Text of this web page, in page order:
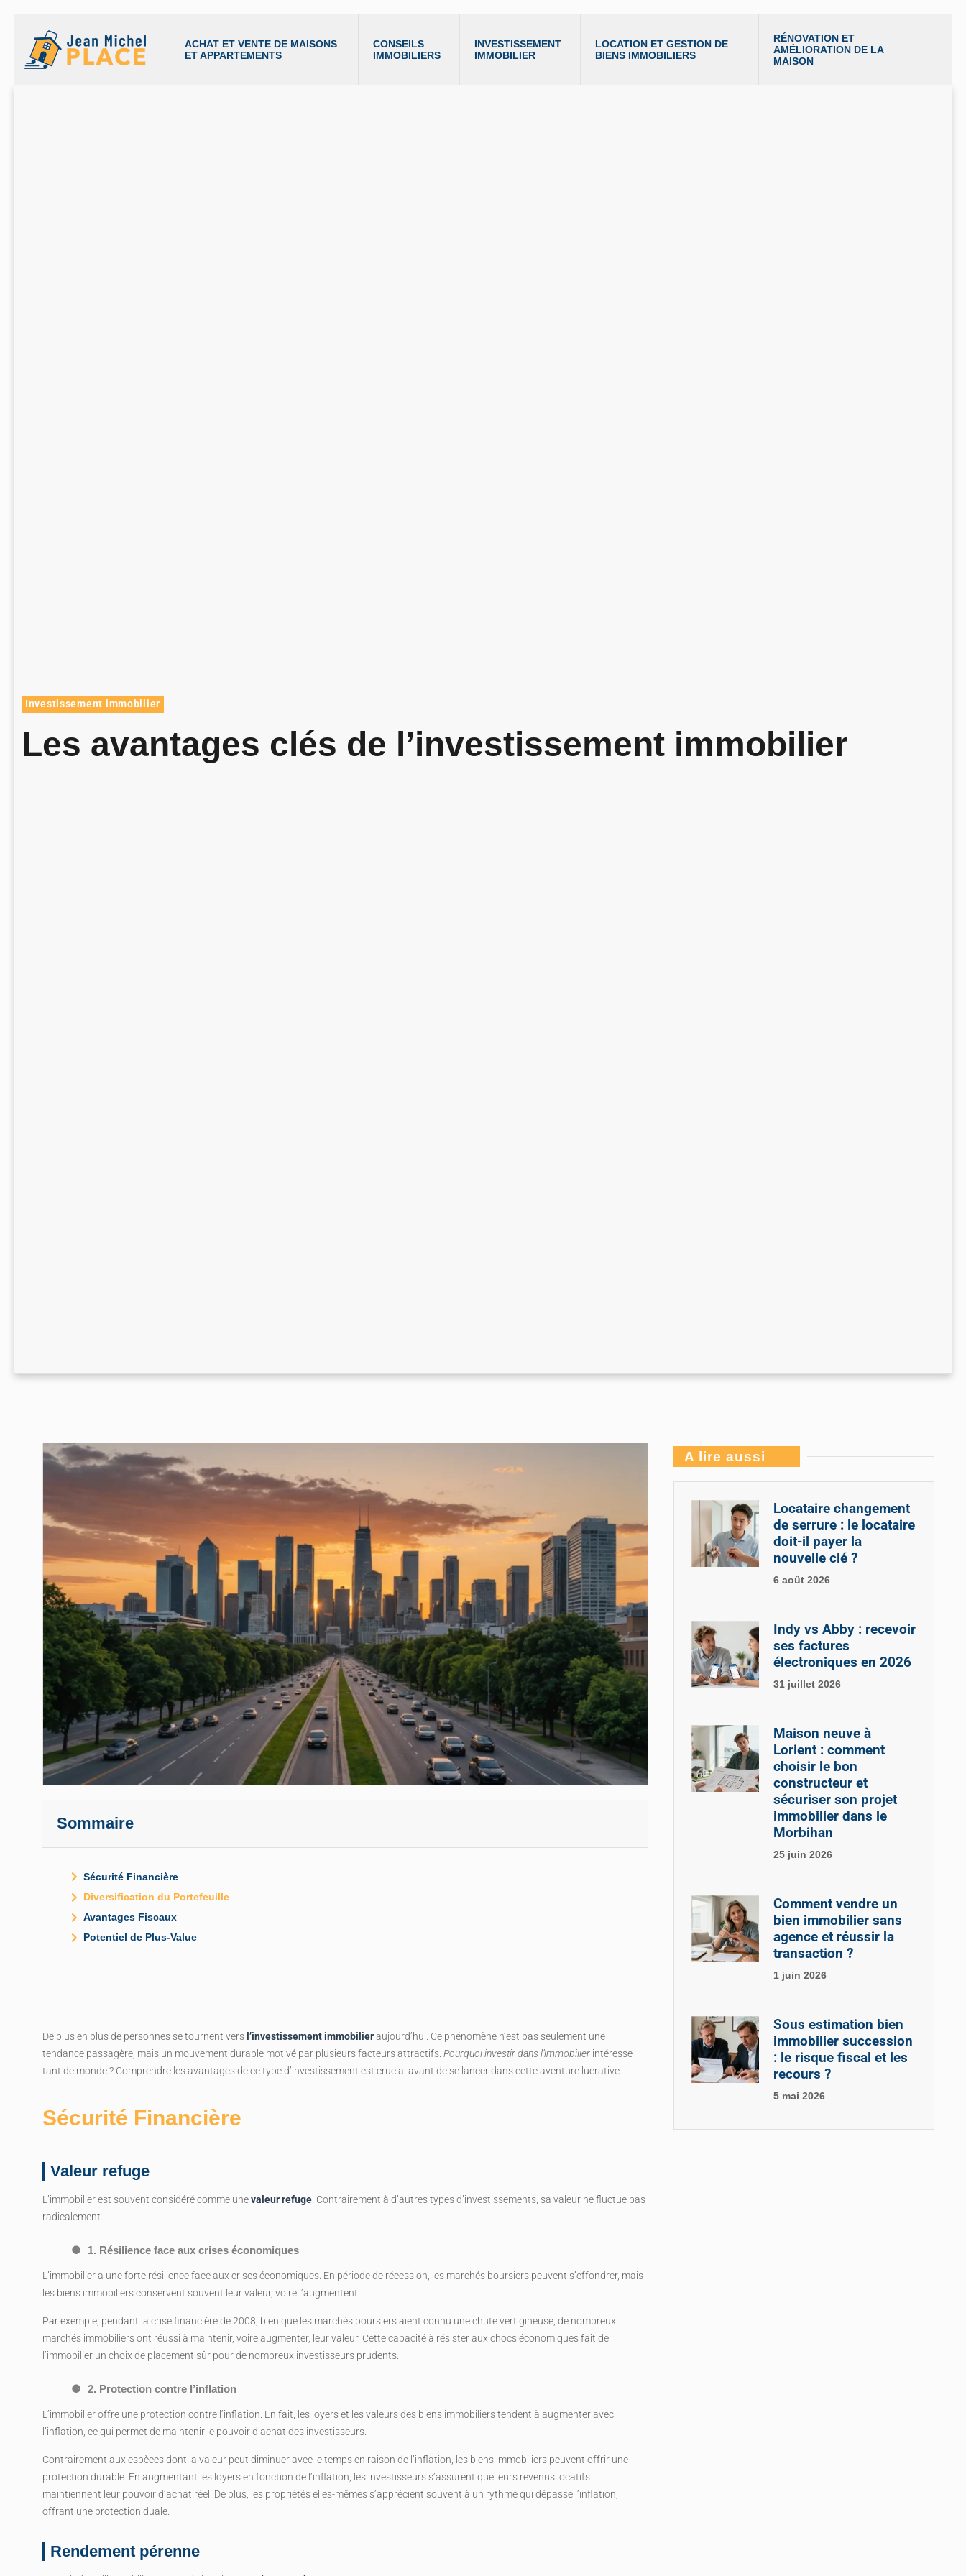
ACHAT ET VENTE DE MAISONS
ET APPARTEMENTS
CONSEILS
IMMOBILIERS
INVESTISSEMENT
IMMOBILIER
LOCATION ET GESTION DE
BIENS IMMOBILIERS
RÉNOVATION ET
AMÉLIORATION DE LA
MAISON
Investissement immobilier
Les avantages clés de l’investissement immobilier
Sommaire
Sécurité Financière
Diversification du Portefeuille
Avantages Fiscaux
Potentiel de Plus-Value
De plus en plus de personnes se tournent versl’investissement immobilieraujourd’hui. Ce phénomène n’est pas seulement une
tendance passagère, mais un mouvement durable motivé par plusieurs facteurs attractifs.Pourquoi investir dans l’immobilier intéresse
tant de monde ? Comprendre les avantages de ce type d’investissement est crucial avant de se lancer dans cette aventure lucrative.
Sécurité Financière
Valeur refuge
L’immobilier est souvent considéré comme unevaleur refuge. Contrairement à d’autres types d’investissements, sa valeur ne fluctue pas
radicalement.
1. Résilience face aux crises économiques
L’immobilier a une forte résilience face aux crises économiques. En période de récession, les marchés boursiers peuvent s’effondrer, mais
les biens immobiliers conservent souvent leur valeur, voire l’augmentent.
Par exemple, pendant la crise financière de 2008, bien que les marchés boursiers aient connu une chute vertigineuse, de nombreux
marchés immobiliers ont réussi à maintenir, voire augmenter, leur valeur. Cette capacité à résister aux chocs économiques fait de
l’immobilier un choix de placement sûr pour de nombreux investisseurs prudents.
2. Protection contre l’inflation
L’immobilier offre une protection contre l’inflation. En fait, les loyers et les valeurs des biens immobiliers tendent à augmenter avec
l’inflation, ce qui permet de maintenir le pouvoir d’achat des investisseurs.
Contrairement aux espèces dont la valeur peut diminuer avec le temps en raison de l’inflation, les biens immobiliers peuvent offrir une
protection durable. En augmentant les loyers en fonction de l’inflation, les investisseurs s’assurent que leurs revenus locatifs
maintiennent leur pouvoir d’achat réel. De plus, les propriétés elles-mêmes s’apprécient souvent à un rythme qui dépasse l’inflation,
offrant une protection duale.
Rendement pérenne
A lire aussi
Locataire changement
de serrure : le locataire
doit-il payer la
nouvelle clé ?
6 août 2026
Indy vs Abby : recevoir
ses factures
électroniques en 2026
31 juillet 2026
Maison neuve à
Lorient : comment
choisir le bon
constructeur et
sécuriser son projet
immobilier dans le
Morbihan
25 juin 2026
Comment vendre un
bien immobilier sans
agence et réussir la
transaction ?
1 juin 2026
Sous estimation bien
immobilier succession
: le risque fiscal et les
recours ?
5 mai 2026